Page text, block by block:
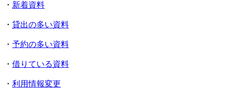
・ 新着資料
・ 貸出の多い資料
・ 予約の多い資料
・ 借りている資料
・ 利用情報変更